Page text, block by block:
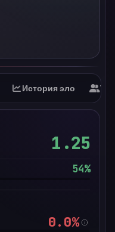
История эло
1.25
54%
0.0%